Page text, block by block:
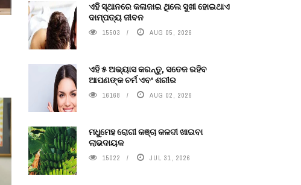
ଏହି ସ୍ଥାନରେ କଳାଜାଇ ଥିଲେ ସୁଖୀ ହୋଇଥାଏ
ଦାମ୍ପତ୍ୟ ଜୀବନ
15503 AUG 05, 2026
ଏହି ୫ ଅଭ୍ୟାସ କରନ୍ତୁ, ସତେଜ ରହିବ
ଆପଣଙ୍କ ଚର୍ମ ଏବଂ ଶରୀର
16168 AUG 02, 2026
ମଧୁମେହ ରୋଗୀ କଞ୍ଚା କଳଦୀ ଖାଇବା
ଲାଭଦାୟକ
15022 JUL 31, 2026